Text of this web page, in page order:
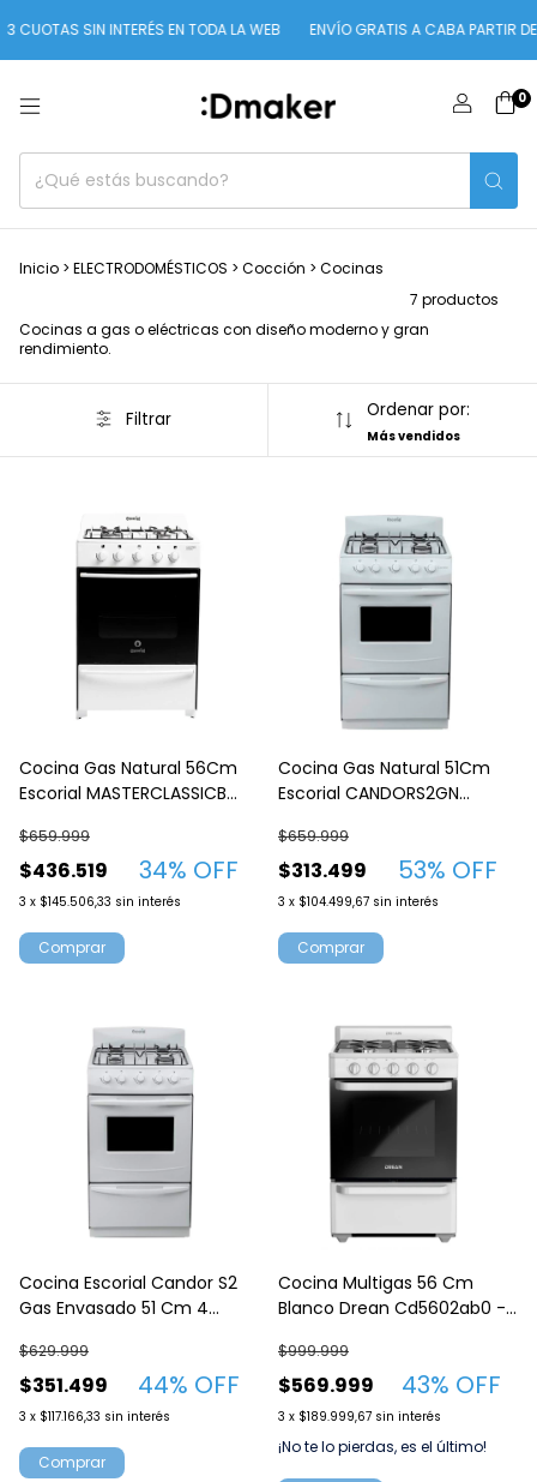
CUOTAS SIN INTERÉS EN TODA LA WEB ENVÍO GRATIS A CABA PARTIR
0
Inicio > ELECTRODOMÉSTICOS > Cocción > Cocinas
7 productos
Cocinas a gas o eléctricas con diseño moderno y gran
rendimiento.
Filtrar Ordenar por:
Más vendidos
Cocina Gas Natural 56Cm
Escorial MASTERCLASSICB
$436.519
$659.999
34% OFF
3 x $145.506,33 sin interés
Cocina Gas Natural 51Cm
Escorial CANDORS2GN
$313.499
$659.999
53% OFF
3 x $104.499,67 sin interés
Cocina Escorial Candor S2
Gas Envasado 51 Cm 4
$351.499
$629.999
44% OFF
3 x $117.166,33 sin interés
Comprar
Cocina Multigas 56 Cm
Blanco Drean Cd5602ab0 -
$569.999
$999.999
43% OFF
3 x $189.999,67 sin interés
¡No te lo pierdas, es el último!